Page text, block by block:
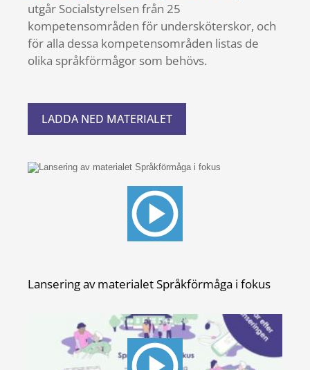
utgår Socialstyrelsen från 25
kompetensområden för undersköterskor, och
för alla dessa kompetensområden listas de
olika språkförmågor som behövs.
LADDA NED MATERIALET
Lansering av materialet Språkförmåga i fokus